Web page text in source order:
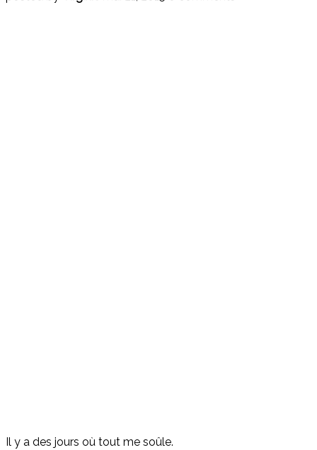
Il y a des jours où tout me soûle.